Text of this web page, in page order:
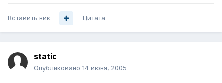
Вставить ник Цитата
static
Опубликовано 14 июня, 2005